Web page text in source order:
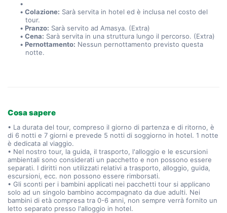
Colazione: Sarà servita in hotel ed è inclusa nel costo del
tour.
Pranzo: Sarà servito ad Amasya. (Extra)
Cena: Sarà servita in una struttura lungo il percorso. (Extra)
Pernottamento: Nessun pernottamento previsto questa
notte.
Cosa sapere
• La durata del tour, compreso il giorno di partenza e di ritorno, è
di 6 notti e 7 giorni e prevede 5 notti di soggiorno in hotel. 1 notte
è dedicata al viaggio.
• Nel nostro tour, la guida, il trasporto, l'alloggio e le escursioni
ambientali sono considerati un pacchetto e non possono essere
separati. I diritti non utilizzati relativi a trasporto, alloggio, guida,
escursioni, ecc. non possono essere rimborsati.
• Gli sconti per i bambini applicati nei pacchetti tour si applicano
solo ad un singolo bambino accompagnato da due adulti. Nei
bambini di età compresa tra 0-6 anni, non sempre verrà fornito un
letto separato presso l'alloggio in hotel.